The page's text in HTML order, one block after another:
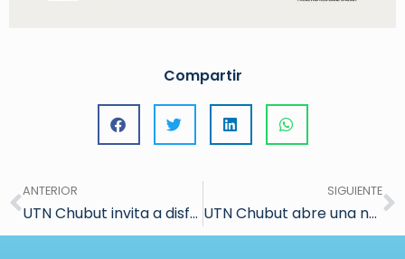
Compartir
ANTERIOR
UTN Chubut invita a disfrutar de la Misa Tango de Martín Palmeri.
SIGUIENTE
UTN Chubut abre una nueva cohorte del Profesorado en Docencia Superior para responder a la creciente demanda de formación docente.